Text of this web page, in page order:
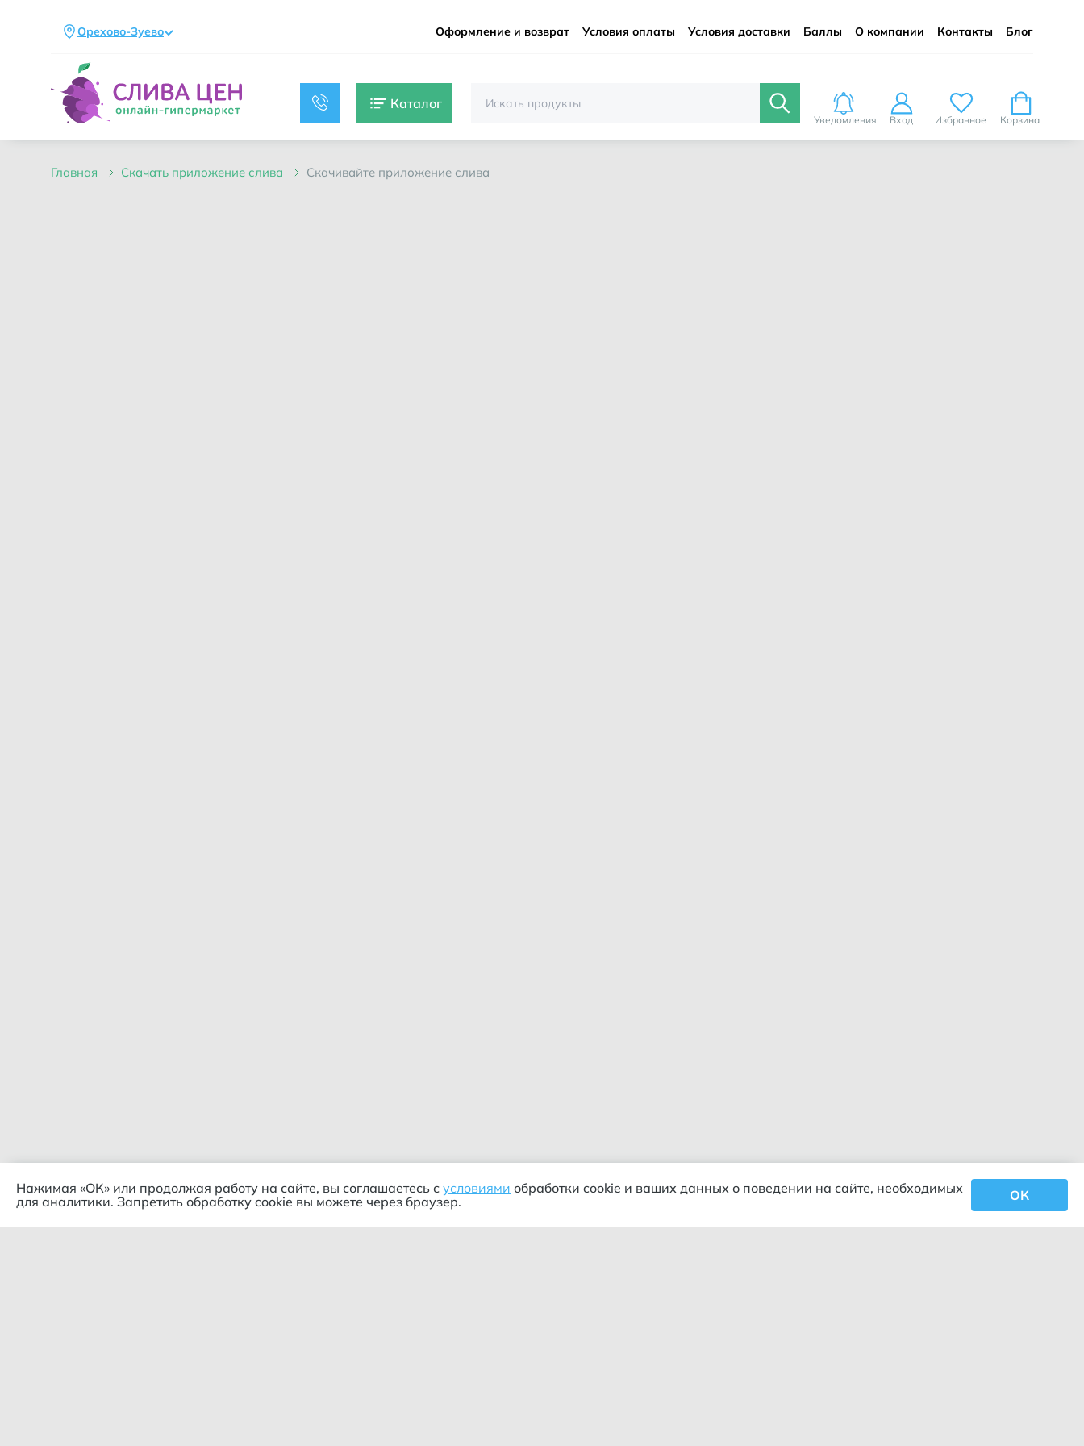
Орехово-Зуево Оформление и возврат Условия оплаты Условия доставки Баллы О компании Контакты Блог
Каталог
Уведомления Вход Избранное Корзина
главная скачать приложение слива скачивайте приложение слива
Нажимая «ОК» или продолжая работу на сайте, вы соглашаетесь с условиями обработки cookie и ваших данных о поведении на сайте, необходимых
для аналитики. Запретить обработку cookie вы можете через браузер.
ОК